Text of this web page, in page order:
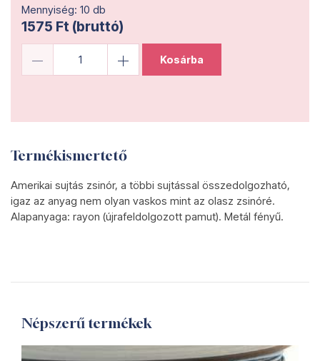
Mennyiség: 10 db
1575 Ft (bruttó)
Kosárba
Termékismertető
Amerikai sujtás zsinór, a többi sujtással összedolgozható,
igaz az anyag nem olyan vaskos mint az olasz zsinóré.
Alapanyaga: rayon (újrafeldolgozott pamut). Metál fényű.
Népszerű termékek